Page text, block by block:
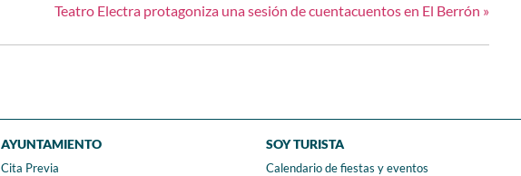
Teatro Electra protagoniza una sesión de cuentacuentos en El Berrón »
AYUNTAMIENTO
Cita Previa
SOY TURISTA
Calendario de fiestas y eventos